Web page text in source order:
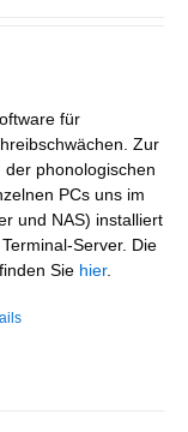
für
Zur
phonologischen
PCs uns im
und NAS) installiert
Server. Die
Sie hier.